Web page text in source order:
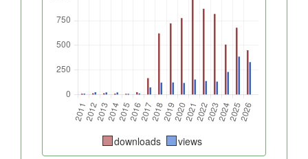
downloads views